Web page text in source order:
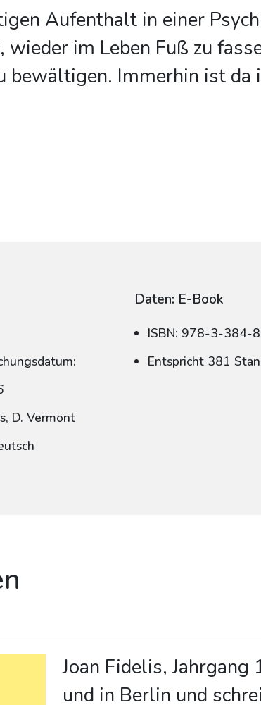
Aufenthalt in einer
im Leben Fuß zu
bewältigen. Immerhin ist da
D. Vermont
Daten: E-Book
ISBN: 978-3-384-
Entspricht 381
Joan Fidelis, Jahrgang
und in Berlin und